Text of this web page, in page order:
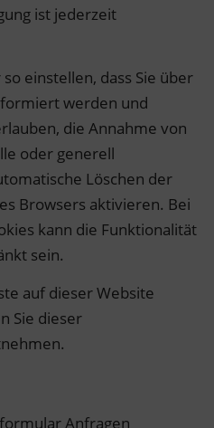
ist jederzeit
einstellen, dass Sie über
werden und
die Annahme von
oder generell
Löschen der
Browsers aktivieren. Bei
kann die Funktionalität
sein.
auf dieser Website
Sie dieser
Anfragen